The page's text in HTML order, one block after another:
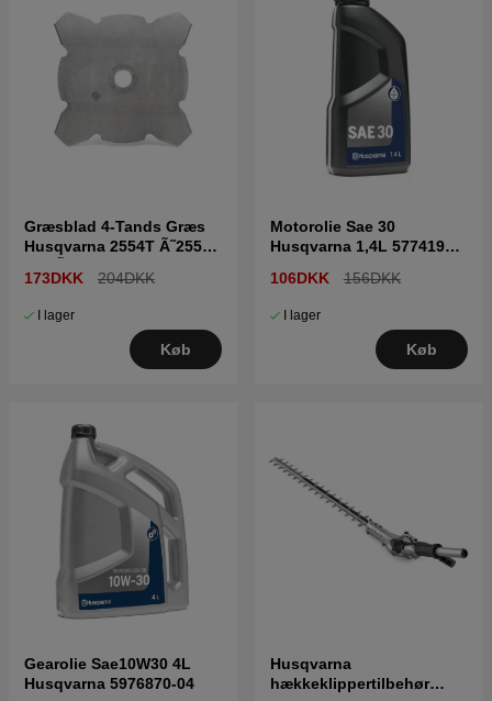
Græsblad 4-Tands Græs
Husqvarna 2554T Ã˜255
173DKK 204DKK
I lager
Køb
Motorolie Sae 30
Husqvarna 1,4L 5774197-
106DKK 156DKK
I lager
Køb
Gearolie Sae10W30 4L
Husqvarna 5976870-04
Husqvarna
hækkeklippertilbehør